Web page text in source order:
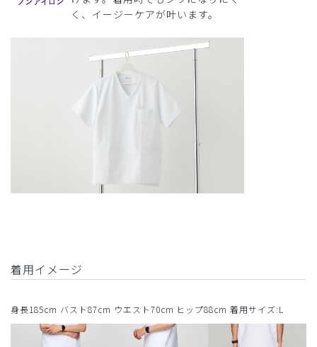
く、イージーケアが叶います。
着用イメージ
身長185cm バスト87cm ウエスト70cm ヒップ88cm 着用サイズ:L